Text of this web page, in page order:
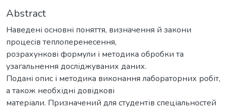
Abstract
Наведені основні поняття, визначення й закони
процесів теплоперенесення,
розрахункові формули і методика обробки та
узагальнення досліджуваних даних.
Подані опис і методика виконання лабораторних робіт,
а також необхідні довідкові
матеріали. Призначений для студентів спеціальностей